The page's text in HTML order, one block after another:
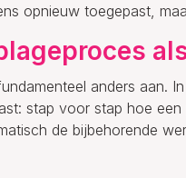
opnieuw toegepast,
anders aan.
stap voor stap hoe
de bijbehorende